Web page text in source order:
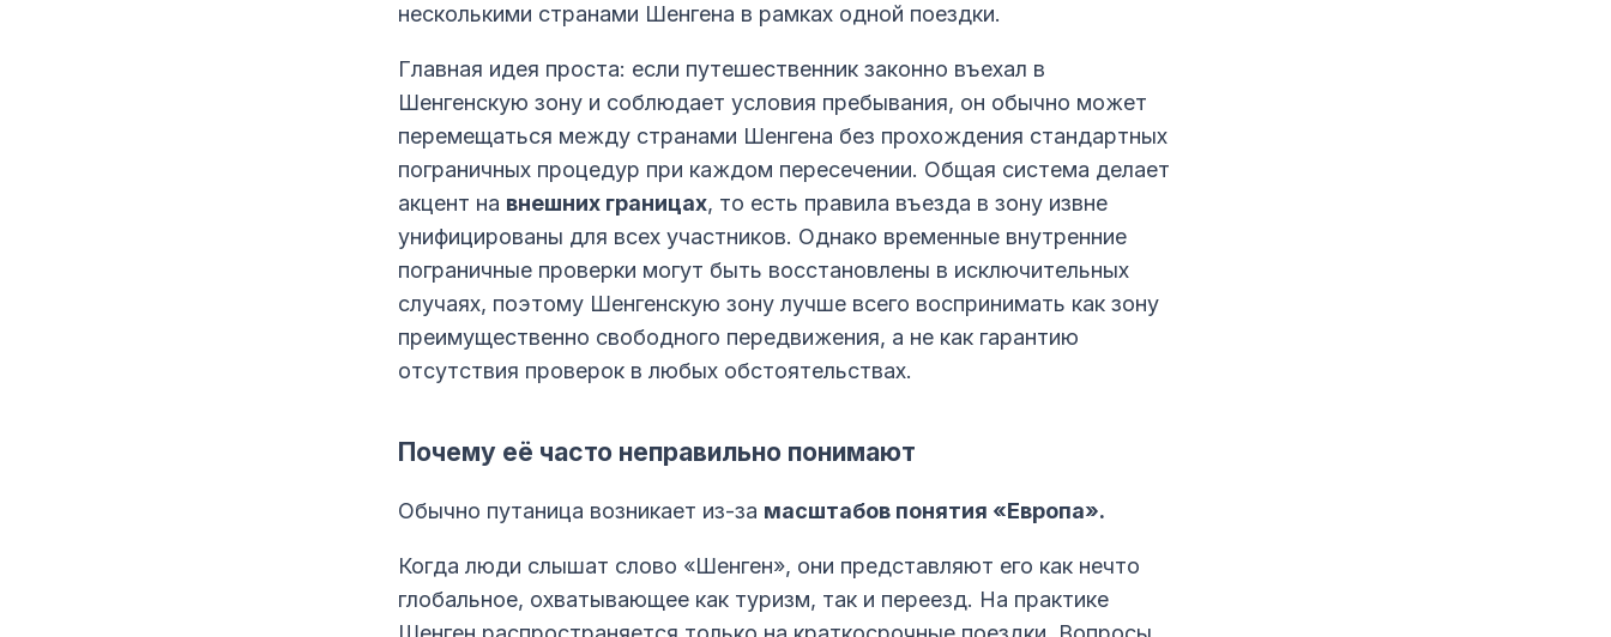
несколькими странами Шенгена в рамках одной поездки.
Главная идея проста: если путешественник законно въехал в
Шенгенскую зону и соблюдает условия пребывания, он обычно может
перемещаться между странами Шенгена без прохождения стандартных
пограничных процедур при каждом пересечении. Общая система делает
акцент на внешних границах, то есть правила въезда в зону извне
унифицированы для всех участников. Однако временные внутренние
пограничные проверки могут быть восстановлены в исключительных
случаях, поэтому Шенгенскую зону лучше всего воспринимать как зону
преимущественно свободного передвижения, а не как гарантию
отсутствия проверок в любых обстоятельствах.
Почему её часто неправильно понимают
Обычно путаница возникает из-за масштабов понятия «Европа».
Когда люди слышат слово «Шенген», они представляют его как нечто
глобальное, охватывающее как туризм, так и переезд. На практике